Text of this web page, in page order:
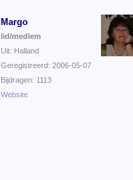
Margo
lid/medlem
Uit: Halland
Geregistreerd: 2006-05-07
Bijdragen: 1113
Website